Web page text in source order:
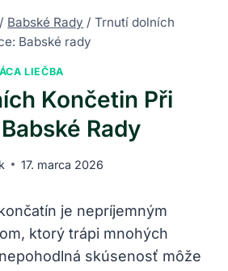
/ Babské Rady / Trnutí dolních
Babské rady
LIEČBA
Končetin Při
Rady
17. marca 2026
je nepríjemným
ktorý trápi mnohých
skúsenosť môže